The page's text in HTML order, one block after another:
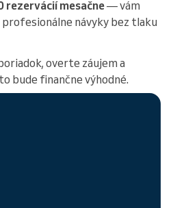
rezervácií mesačne— vám
návyky bez tlaku
overte záujem a
bude finančne výhodné.